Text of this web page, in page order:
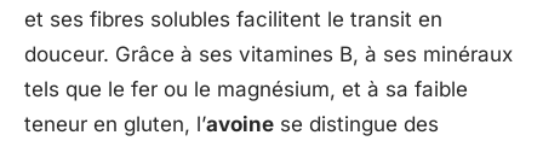
et ses fibres solubles facilitent le transit en
douceur. Grâce à ses vitamines B, à ses minéraux
tels que le fer ou le magnésium, et à sa faible
teneur en gluten, l’avoine se distingue des